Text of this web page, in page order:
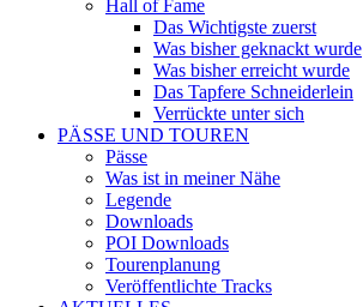
Hall of Fame
Das Wichtigste zuerst
Was bisher geknackt wurde
Was bisher erreicht wurde
Das Tapfere Schneiderlein
Verrückte unter sich
PÄSSE UND TOUREN
Pässe
Was ist in meiner Nähe
Legende
Downloads
POI Downloads
Tourenplanung
Veröffentlichte Tracks